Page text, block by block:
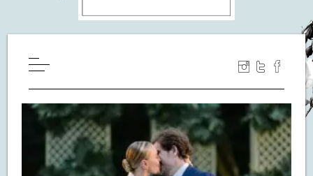
WILL YOU MARRY ME?
LUA DE MEL
COZINHA
DECORAÇÃO